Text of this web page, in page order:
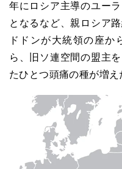
年にロシア主導のユー
となるなど、親ロシア
ドドンが大統領の座か
ら、旧ソ連空間の盟主
たひとつ頭痛の種が増え